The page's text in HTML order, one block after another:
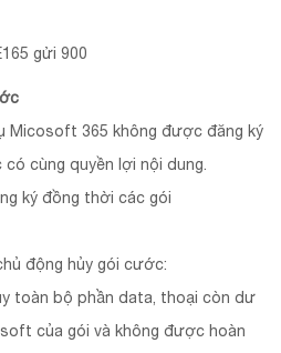
gửi 900
Micosoft 365 không được đăng ký
cùng quyền lợi nội dung.
ký đồng thời các gói
động hủy gói cước:
toàn bộ phần data, thoại còn dư
của gói và không được hoàn